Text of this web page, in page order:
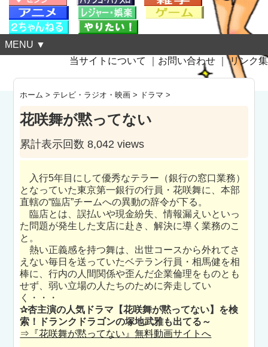
MENU ▼
当サイトについて
お問い合わせ ｜リンク集
ホーム > テレビ・ラジオ・映画 > ドラマ >
花咲舞が黙ってない
累計表示回数 8,042 views
入行5年目にして優秀なテラー（銀行の窓口業務）
となっていた東京第一銀行の行員・花咲舞に、本部
直轄の“臨店”チームへの異動の辞令が下る。
臨店とは、誤払いや現金紛失、情報漏えいといっ
た問題が発生した支店に赴き、解決に導く業務のこ
と。
熱い正義感を持つ舞は、出世コースから外れてさ
えない毎日を送っていたベテラン行員・相馬健を相
棒に、行内の人間関係や歪んだ企業倫理をものとも
せず、弱い立場の人たちのために奔走してい
く・・・
✰杏主演の人気ドラマ【花咲舞が黙ってない】を検
索！ドランクドラゴンの塚地武雅も出てる～
⇒『花咲舞が黙ってない』無料動画サイトへ